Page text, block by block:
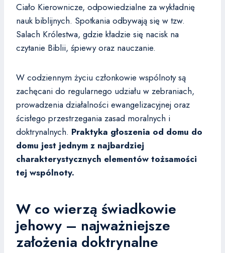
Ciało Kierownicze, odpowiedzialne za wykładnię
nauk biblijnych. Spotkania odbywają się w tzw.
Salach Królestwa, gdzie kładzie się nacisk na
czytanie Biblii, śpiewy oraz nauczanie.
W codziennym życiu członkowie wspólnoty są
zachęcani do regularnego udziału w zebraniach,
prowadzenia działalności ewangelizacyjnej oraz
ścisłego przestrzegania zasad moralnych i
doktrynalnych. Praktyka głoszenia od domu do
domu jest jednym z najbardziej
charakterystycznych elementów tożsamości
tej wspólnoty.
W co wierzą świadkowie
jehowy – najważniejsze
założenia doktrynalne